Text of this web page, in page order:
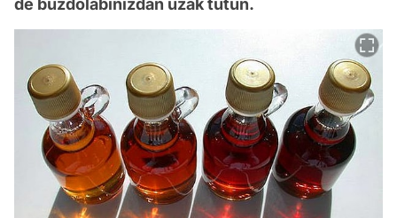
de buzdolabınızdan uzak tutun.